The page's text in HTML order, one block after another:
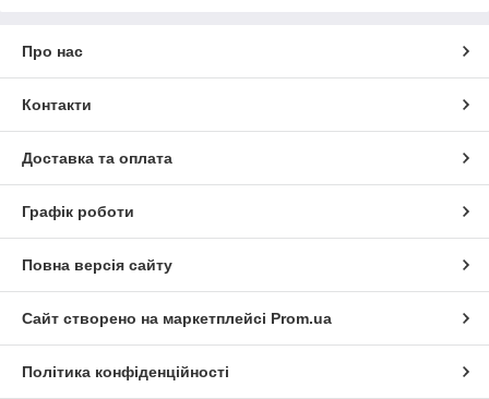
Про нас
Контакти
Доставка та оплата
Графік роботи
Повна версія сайту
Сайт створено на маркетплейсі Prom.ua
Політика конфіденційності